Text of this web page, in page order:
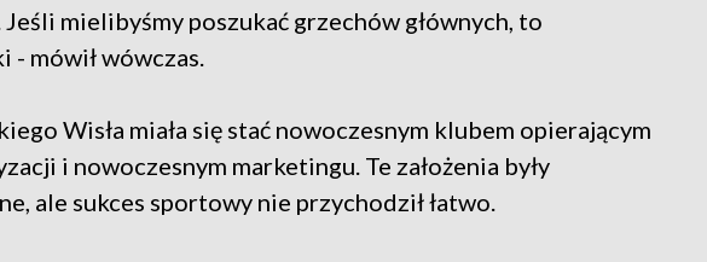
mielibyśmy poszukać grzechów głównych, to
mówił wówczas.
Wisła miała się stać nowoczesnym klubem opierającym
i nowoczesnym marketingu. Te założenia były
ale sukces sportowy nie przychodził łatwo.